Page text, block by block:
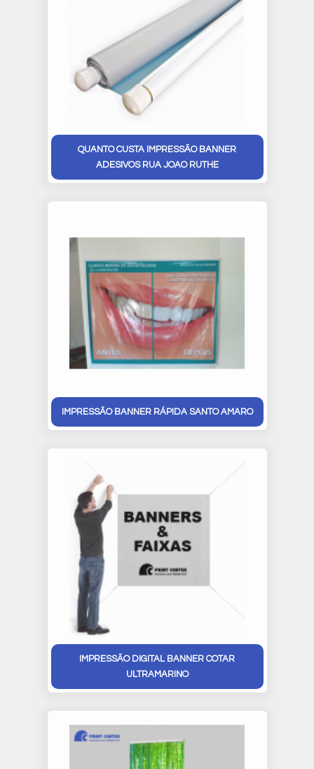
QUANTO CUSTA IMPRESSÃO BANNER
ADESIVOS RUA JOAO RUTHE
IMPRESSÃO BANNER RÁPIDA SANTO AMARO
IMPRESSÃO DIGITAL BANNER COTAR
ULTRAMARINO